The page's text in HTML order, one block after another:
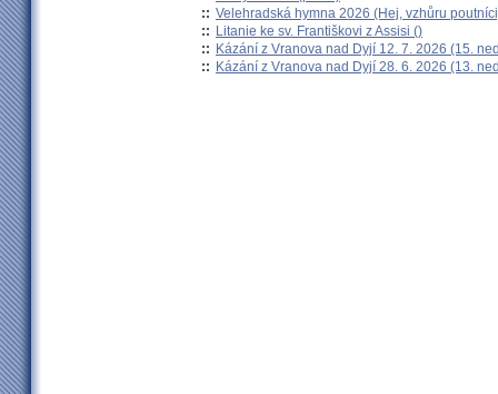
:: Velehradská hymna 2026 (Hej, vzhůru
:: Litanie ke sv. Františkovi z Assisi ()
:: Kázání z Vranova nad Dyjí 12. 7. 2026 (15.
:: Kázání z Vranova nad Dyjí 28. 6. 2026 (13.